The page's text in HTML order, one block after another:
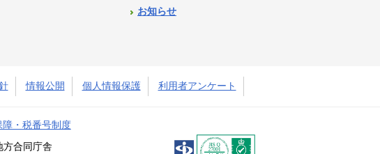
お知らせ
情報公開 個人情報保護 利用者アンケート
障・税番号制度
合同庁舎